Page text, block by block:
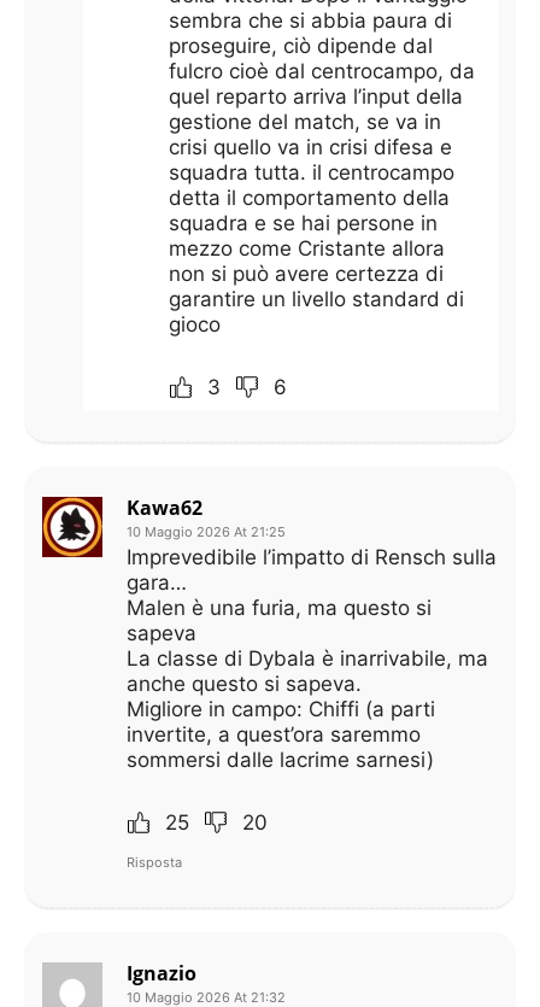
sembra che si abbia paura di
proseguire, ciò dipende dal
fulcro cioè dal centrocampo, da
quel reparto arriva l’input della
gestione del match, se va in
crisi quello va in crisi difesa e
squadra tutta. il centrocampo
detta il comportamento della
squadra e se hai persone in
mezzo come Cristante allora
non si può avere certezza di
garantire un livello standard di
gioco
3 6
Kawa62
10 Maggio 2026 At 21:25
Imprevedibile l’impatto di Rensch sulla
gara…
Malen è una furia, ma questo si
sapeva
La classe di Dybala è inarrivabile, ma
anche questo si sapeva.
Migliore in campo: Chiffi (a parti
invertite, a quest’ora saremmo
sommersi dalle lacrime sarnesi)
25 20
Risposta
Ignazio
10 Maggio 2026 At 21:32